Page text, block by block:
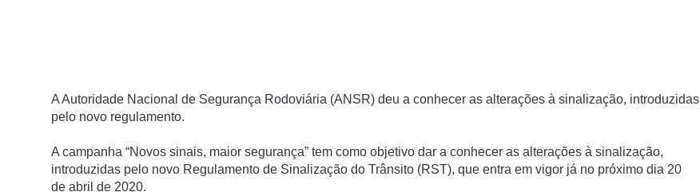
A Autoridade Nacional de Segurança Rodoviária (ANSR) deu a conhecer as alterações à sinalização, introduzidas
pelo novo regulamento.
A campanha “Novos sinais, maior segurança” tem como objetivo dar a conhecer as alterações à sinalização,
introduzidas pelo novo Regulamento de Sinalização do Trânsito (RST), que entra em vigor já no próximo dia 20
de abril de 2020.